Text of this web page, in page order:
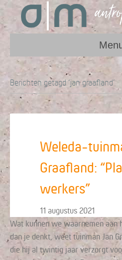
Berichten getagd ‘jan graafland’
Weleda-
Graafland:
werkers”
11 augustus 2021
Wat kunnen we waarnemen aan
dan je denkt, weet tuinman Jan
die hij al twintig jaar verzorgt